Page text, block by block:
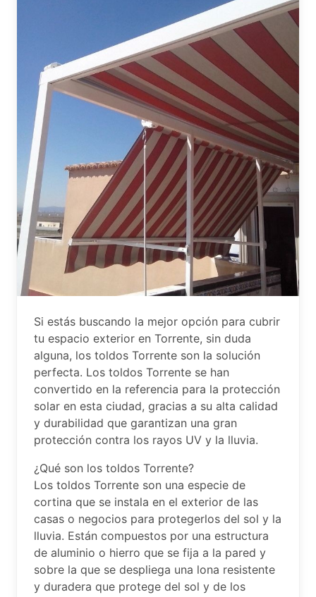
Si estás buscando la mejor opción para cubrir
tu espacio exterior en Torrente, sin duda
alguna, los toldos Torrente son la solución
perfecta. Los toldos Torrente se han
convertido en la referencia para la protección
solar en esta ciudad, gracias a su alta calidad
y durabilidad que garantizan una gran
protección contra los rayos UV y la lluvia.
¿Qué son los toldos Torrente?
Los toldos Torrente son una especie de
cortina que se instala en el exterior de las
casas o negocios para protegerlos del sol y la
lluvia. Están compuestos por una estructura
de aluminio o hierro que se fija a la pared y
sobre la que se despliega una lona resistente
y duradera que protege del sol y de los